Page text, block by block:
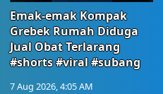
Emak-emak Kompak
Grebek Rumah Diduga
Jual Obat Terlarang
#shorts #viral #subang
7 Aug 2026, 4:05 AM